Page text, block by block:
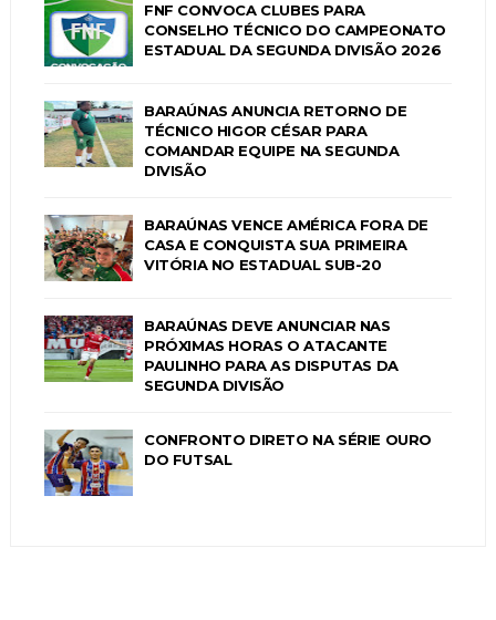
FNF CONVOCA CLUBES PARA
CONSELHO TÉCNICO DO CAMPEONATO
ESTADUAL DA SEGUNDA DIVISÃO 2026
BARAÚNAS ANUNCIA RETORNO DE
TÉCNICO HIGOR CÉSAR PARA
COMANDAR EQUIPE NA SEGUNDA
DIVISÃO
BARAÚNAS VENCE AMÉRICA FORA DE
CASA E CONQUISTA SUA PRIMEIRA
VITÓRIA NO ESTADUAL SUB-20
BARAÚNAS DEVE ANUNCIAR NAS
PRÓXIMAS HORAS O ATACANTE
PAULINHO PARA AS DISPUTAS DA
SEGUNDA DIVISÃO
CONFRONTO DIRETO NA SÉRIE OURO
DO FUTSAL